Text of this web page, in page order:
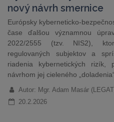
nový návrh smernice
Európsky kyberneticko-
čase ďalšou významnou
2022/2555 (tzv. NIS2),
regulovaných subjektov a
riadenia kybernetických rizík,
návrhom jej cieleného
Autor: Mgr. Adam Masár
20.2.2026